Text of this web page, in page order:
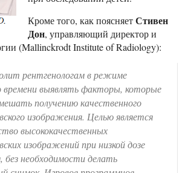
Кроме того, как поясняетСтивен
Дон, управляющий директор и
(Mallinckrodt Institute of Radiology):
рентгенологам в режиме
времени выявлять факторы, которые
получению качественного
изображения. Целью является
высококачественных
изображений при низкой дозе
без необходимости делать